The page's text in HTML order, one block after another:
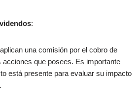
:
una comisión por el cobro de
acciones que posees. Es importante
está presente para evaluar su impacto